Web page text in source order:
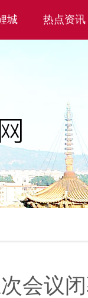
城 热点资讯
会议闭